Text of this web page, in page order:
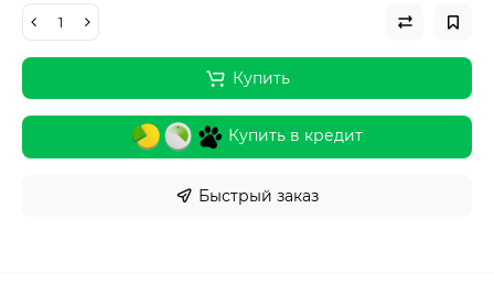
Купить
Купить в кредит
Быстрый заказ